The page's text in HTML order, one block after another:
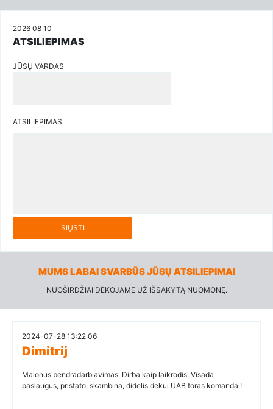
2026 08 10
ATSILIEPIMAS
JŪSŲ VARDAS
ATSILIEPIMAS
SIŲSTI
MUMS LABAI SVARBŪS JŪSŲ ATSILIEPIMAI
NUOŠIRDŽIAI DĖKOJAME UŽ IŠSAKYTĄ NUOMONĘ.
2024-07-28 13:22:06
Dimitrij
Malonus bendradarbiavimas. Dirba kaip laikrodis. Visada
paslaugus, pristato, skambina, didelis dekui UAB toras komandai!